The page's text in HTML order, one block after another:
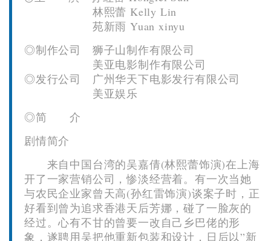
林熙蕾 Kelly Lin
苑新雨 Yuan xinyu
◎制作公司 狮子山制作有限公司
美亚电影制作有限公司
◎发行公司 广州华天下电影发行有限公司
美亚娱乐
◎简 介
剧情简介
来自中国台湾的吴嘉倩(林熙蕾饰演)在上海
开了一家营销公司，惨淡经营着。有一次当她
与农民企业家曾天高(孙红雷饰演)谈案子时，正
好看到曾为追求香港天后芳娜，碰了一脸灰的
经过。心有不甘的曾要一改自己乡巴佬的形
象，遂聘用吴把他重新包装和设计，日后以”新